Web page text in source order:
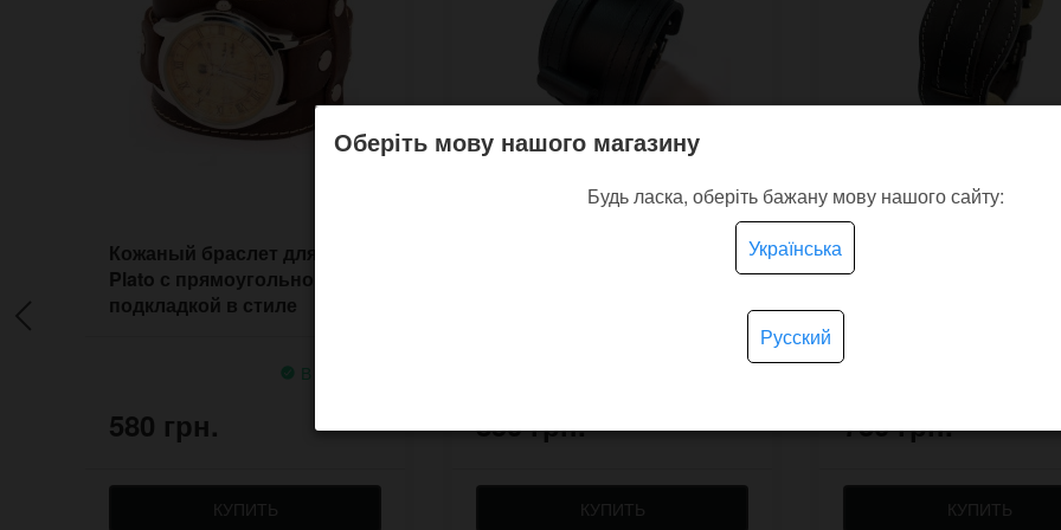
Кожаный браслет для часов
Plato с прямоугольной
подкладкой в стиле
В наличии
580 грн.
КУПИТЬ
850 грн.
КУПИТЬ
для часов M18CS NATO
730 грн.
КУПИТЬ
Оберіть мову нашого магазину
Будь ласка, оберіть бажану мову нашого сайту:
Українська
Русский